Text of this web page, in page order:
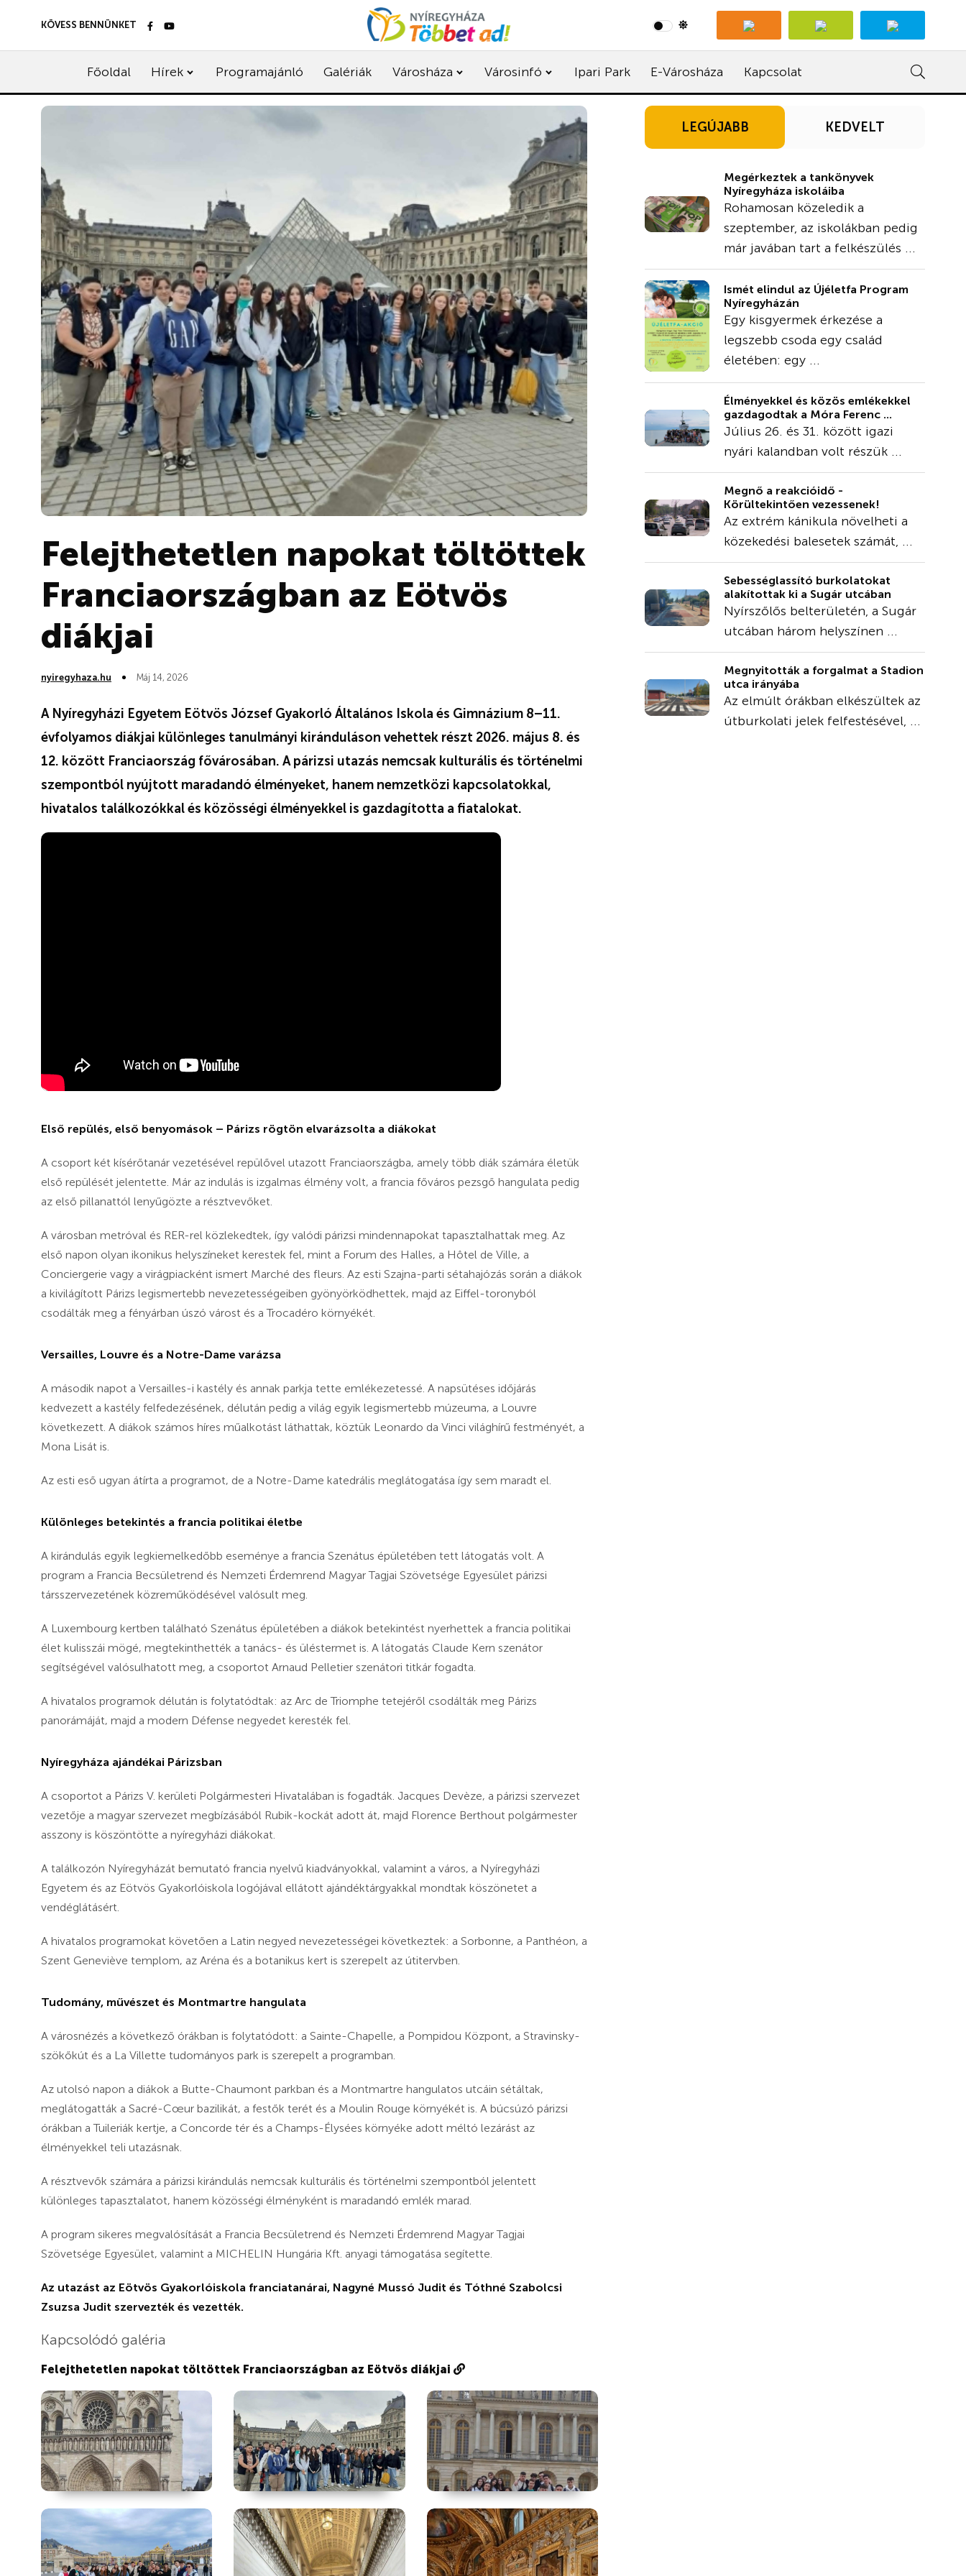
KÖVESS BENNÜNKET
Főoldal Hírek Programajánló Galériák Városháza Városinfó Ipari Park E-Városháza Kapcsolat
Felejthetetlen napokat töltöttek
Franciaországban az Eötvös
diákjai
nyiregyhaza.hu Máj 14, 2026
A Nyíregyházi Egyetem Eötvös József Gyakorló Általános Iskola és Gimnázium 8–11.
évfolyamos diákjai különleges tanulmányi kiránduláson vehettek részt 2026. május 8. és
12. között Franciaország fővárosában. A párizsi utazás nemcsak kulturális és történelmi
szempontból nyújtott maradandó élményeket, hanem nemzetközi kapcsolatokkal,
hivatalos találkozókkal és közösségi élményekkel is gazdagította a fiatalokat.
Első repülés, első benyomások – Párizs rögtön elvarázsolta a diákokat
A csoport két kísérőtanár vezetésével repülővel utazott Franciaországba, amely több diák számára életük
első repülését jelentette. Már az indulás is izgalmas élmény volt, a francia főváros pezsgő hangulata pedig
az első pillanattól lenyűgözte a résztvevőket.
A városban metróval és RER-rel közlekedtek, így valódi párizsi mindennapokat tapasztalhattak meg. Az
első napon olyan ikonikus helyszíneket kerestek fel, mint a Forum des Halles, a Hôtel de Ville, a
Conciergerie vagy a virágpiacként ismert Marché des fleurs. Az esti Szajna-parti sétahajózás során a diákok
a kivilágított Párizs legismertebb nevezetességeiben gyönyörködhettek, majd az Eiffel-toronyból
csodálták meg a fényárban úszó várost és a Trocadéro környékét.
Versailles, Louvre és a Notre-Dame varázsa
A második napot a Versailles-i kastély és annak parkja tette emlékezetessé. A napsütéses időjárás
kedvezett a kastély felfedezésének, délután pedig a világ egyik legismertebb múzeuma, a Louvre
következett. A diákok számos híres műalkotást láthattak, köztük Leonardo da Vinci világhírű festményét, a
Mona Lisát is.
Az esti eső ugyan átírta a programot, de a Notre-Dame katedrális meglátogatása így sem maradt el.
Különleges betekintés a francia politikai életbe
A kirándulás egyik legkiemelkedőbb eseménye a francia Szenátus épületében tett látogatás volt. A
program a Francia Becsületrend és Nemzeti Érdemrend Magyar Tagjai Szövetsége Egyesület párizsi
társszervezetének közreműködésével valósult meg.
A Luxembourg kertben található Szenátus épületében a diákok betekintést nyerhettek a francia politikai
élet kulisszái mögé, megtekinthették a tanács- és üléstermet is. A látogatás Claude Kern szenátor
segítségével valósulhatott meg, a csoportot Arnaud Pelletier szenátori titkár fogadta.
A hivatalos programok délután is folytatódtak: az Arc de Triomphe tetejéről csodálták meg Párizs
panorámáját, majd a modern Défense negyedet keresték fel.
Nyíregyháza ajándékai Párizsban
A csoportot a Párizs V. kerületi Polgármesteri Hivatalában is fogadták. Jacques Devèze, a párizsi szervezet
vezetője a magyar szervezet megbízásából Rubik-kockát adott át, majd Florence Berthout polgármester
asszony is köszöntötte a nyíregyházi diákokat.
A találkozón Nyíregyházát bemutató francia nyelvű kiadványokkal, valamint a város, a Nyíregyházi
Egyetem és az Eötvös Gyakorlóiskola logójával ellátott ajándéktárgyakkal mondtak köszönetet a
vendéglátásért.
A hivatalos programokat követően a Latin negyed nevezetességei következtek: a Sorbonne, a Panthéon, a
Szent Geneviève templom, az Aréna és a botanikus kert is szerepelt az útitervben.
Tudomány, művészet és Montmartre hangulata
A városnézés a következő órákban is folytatódott: a Sainte-Chapelle, a Pompidou Központ, a Stravinsky-
szökőkút és a La Villette tudományos park is szerepelt a programban.
Az utolsó napon a diákok a Butte-Chaumont parkban és a Montmartre hangulatos utcáin sétáltak,
meglátogatták a Sacré-Cœur bazilikát, a festők terét és a Moulin Rouge környékét is. A búcsúzó párizsi
órákban a Tuileriák kertje, a Concorde tér és a Champs-Élysées környéke adott méltó lezárást az
élményekkel teli utazásnak.
A résztvevők számára a párizsi kirándulás nemcsak kulturális és történelmi szempontból jelentett
különleges tapasztalatot, hanem közösségi élményként is maradandó emlék marad.
A program sikeres megvalósítását a Francia Becsületrend és Nemzeti Érdemrend Magyar Tagjai
Szövetsége Egyesület, valamint a MICHELIN Hungária Kft. anyagi támogatása segítette.
Az utazást az Eötvös Gyakorlóiskola franciatanárai, Nagyné Mussó Judit és Tóthné Szabolcsi
Zsuzsa Judit szervezték és vezették.
Kapcsolódó galéria
Felejthetetlen napokat töltöttek Franciaországban az Eötvös diákjai
LEGÚJABB KEDVELT
Megérkeztek a tankönyvek
Nyíregyháza iskoláiba
Rohamosan közeledik a
szeptember, az iskolákban pedig
már javában tart a felkészülés ...
Ismét elindul az Újéletfa Program
Nyíregyházán
Egy kisgyermek érkezése a
legszebb csoda egy család
életében: egy ...
Élményekkel és közös emlékekkel
gazdagodtak a Móra Ferenc ...
Július 26. és 31. között igazi
nyári kalandban volt részük ...
Megnő a reakcióidő -
Körültekintően vezessenek!
Az extrém kánikula növelheti a
közekedési balesetek számát, ...
Sebességlassító burkolatokat
alakítottak ki a Sugár utcában
Nyírszőlős belterületén, a Sugár
utcában három helyszínen ...
Megnyitották a forgalmat a Stadion
utca irányába
Az elmúlt órákban elkészültek az
útburkolati jelek felfestésével, ...